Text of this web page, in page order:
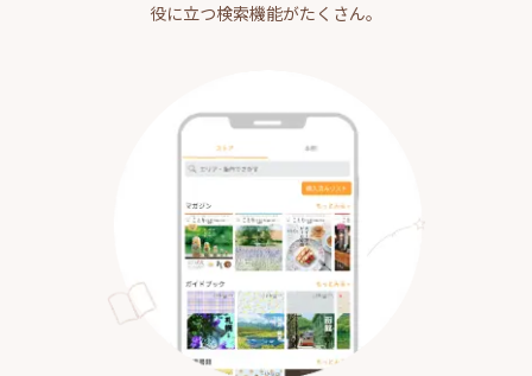
役に立つ検索機能がたくさん。